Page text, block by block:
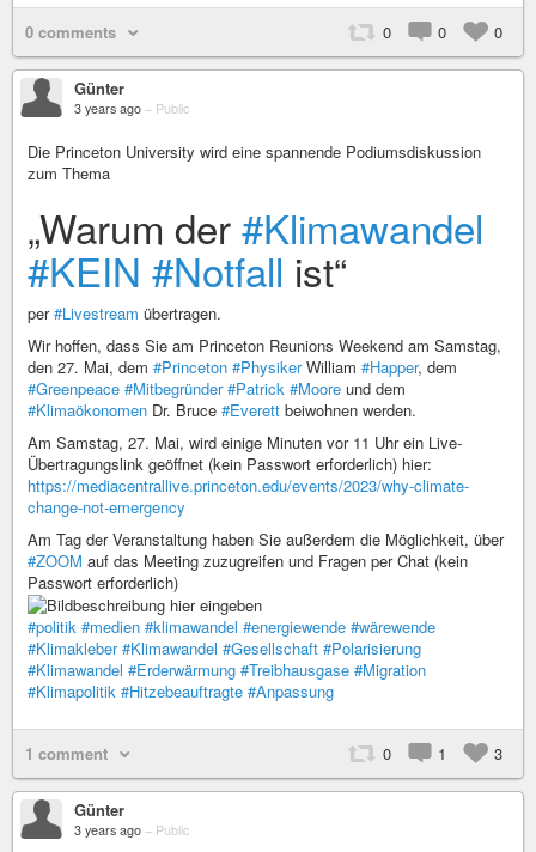
0 comments 0 0 0
Günter
3 years ago – Public
Die Princeton University wird eine spannende Podiumsdiskussion
zum Thema
„Warum der#Klimawandel
#KEIN #Notfall ist“
per#Livestream übertragen.
Wir hoffen, dass Sie am Princeton Reunions Weekend am Samstag,
den 27. Mai, dem #Princeton #PhysikerWilliam #Happer, dem
#Greenpeace #Mitbegründer #Patrick #Moore und dem
#Klimaökonomen Dr. Bruce #Everett beiwohnen werden.
Am Samstag, 27. Mai, wird einige Minuten vor 11 Uhr ein Live-
Übertragungslink geöffnet (kein Passwort erforderlich) hier:
https://mediacentrallive.princeton.edu/events/2023/why-climate-
change-not-emergency
Am Tag der Veranstaltung haben Sie außerdem die Möglichkeit, über
#ZOOM auf das Meeting zuzugreifen und Fragen per Chat (kein
Passwort erforderlich)
#politik #medien #klimawandel #energiewende #wärewende
#Klimakleber #Klimawandel #Gesellschaft #Polarisierung
#Klimawandel #Erderwärmung #Treibhausgase #Migration
#Klimapolitik #Hitzebeauftragte #Anpassung
1 comment 0 1 3
Günter
3 years ago – Public